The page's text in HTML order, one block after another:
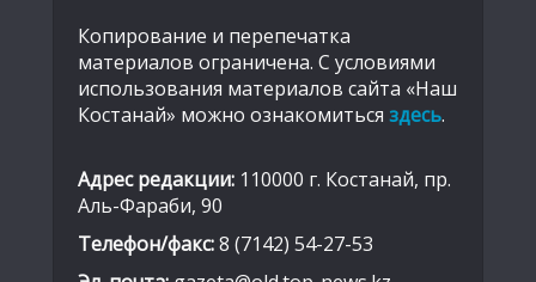
Копирование и перепечатка
материалов ограничена. С условиями
использования материалов сайта «Наш
Костанай» можно ознакомиться здесь.
Адрес редакции: 110000 г. Костанай, пр.
Аль-Фараби, 90
Телефон/факс:8 (7142) 54-27-53